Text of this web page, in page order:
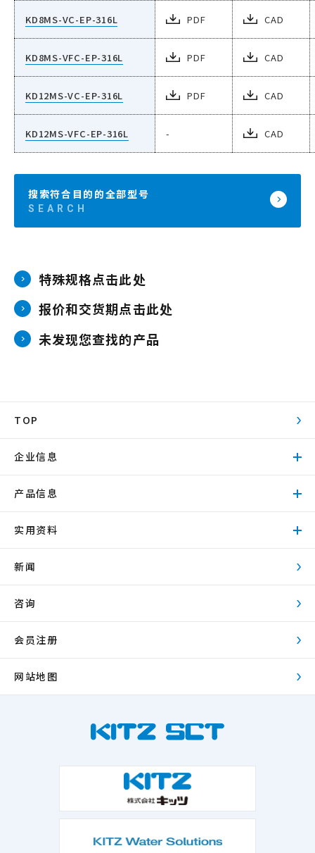
KD8MS-VC-EP-316L PDF CAD
KD8MS-VFC-EP-316L PDF CAD
KD12MS-VC-EP-316L PDF CAD
KD12MS-VFC-EP-316L - CAD
搜索符合目的的全部型号
特殊规格点击此处
报价和交货期点击此处
未发现您查找的产品
TOP
企业信息
产品信息
实用资料
新闻
咨询
会员注册
网站地图